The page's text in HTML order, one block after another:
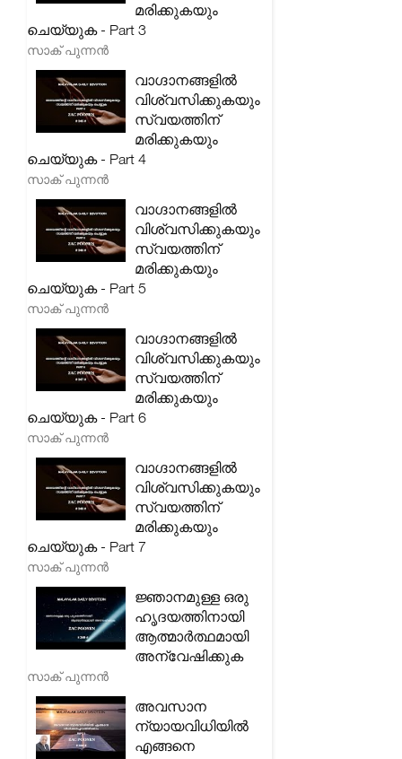
മരിക്കുകയും
ചെയ്യുക - Part 3
സാക് പുന്നൻ
വാഗ്ദാനങ്ങളിൽ
വിശ്വസിക്കുകയും
സ്വയത്തിന്
മരിക്കുകയും
ചെയ്യുക - Part 4
സാക് പുന്നൻ
വാഗ്ദാനങ്ങളിൽ
വിശ്വസിക്കുകയും
സ്വയത്തിന്
മരിക്കുകയും
ചെയ്യുക - Part 5
സാക് പുന്നൻ
വാഗ്ദാനങ്ങളിൽ
വിശ്വസിക്കുകയും
സ്വയത്തിന്
മരിക്കുകയും
ചെയ്യുക - Part 6
സാക് പുന്നൻ
വാഗ്ദാനങ്ങളിൽ
വിശ്വസിക്കുകയും
സ്വയത്തിന്
മരിക്കുകയും
ചെയ്യുക - Part 7
സാക് പുന്നൻ
ജ്ഞാനമുള്ള ഒരു
ഹൃദയത്തിനായി
ആത്മാർത്ഥമായി
അന്വേഷിക്കുക
സാക് പുന്നൻ
അവസാന
ന്യായവിധിയിൽ
എങ്ങനെ